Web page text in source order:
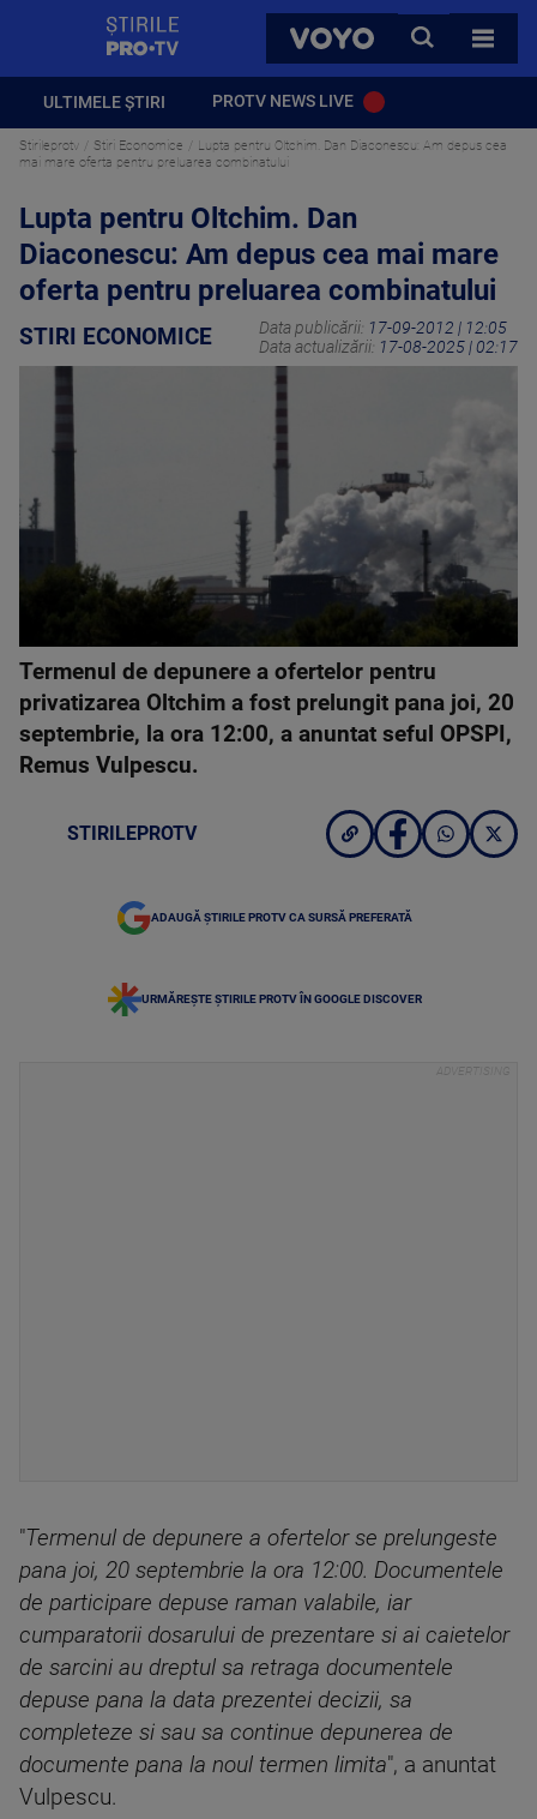
VOYO
CAUTA
TOATE
ULTIMELE ȘTIRI PROTV NEWS LIVE
Stirileprotv Stiri Economice
Lupta pentru Oltchim. Dan Diaconescu: Am depus cea
mai mare oferta pentru preluarea combinatului
Lupta pentru Oltchim. Dan
Diaconescu: Am depus cea mai mare
oferta pentru preluarea combinatului
STIRI ECONOMICE Data publicării: 17-09-2012 | 12:05
Data actualizării: 17-08-2025 | 02:17
Termenul de depunere a ofertelor pentru
privatizarea Oltchim a fost prelungit pana joi, 20
septembrie, la ora 12:00, a anuntat seful OPSPI,
Remus Vulpescu.
STIRILEPROTV
ADAUGĂ ȘTIRILE PROTV CA SURSĂ PREFERATĂ
URMĂREȘTE ȘTIRILE PROTV ÎN GOOGLE DISCOVER
"Termenul de depunere a ofertelor se prelungeste
pana joi, 20 septembrie la ora 12:00. Documentele
de participare depuse raman valabile, iar
cumparatorii dosarului de prezentare si ai caietelor
de sarcini au dreptul sa retraga documentele
depuse pana la data prezentei decizii, sa
completeze si sau sa continue depunerea de
documente pana la noul termen limita", a anuntat
Vulpescu.